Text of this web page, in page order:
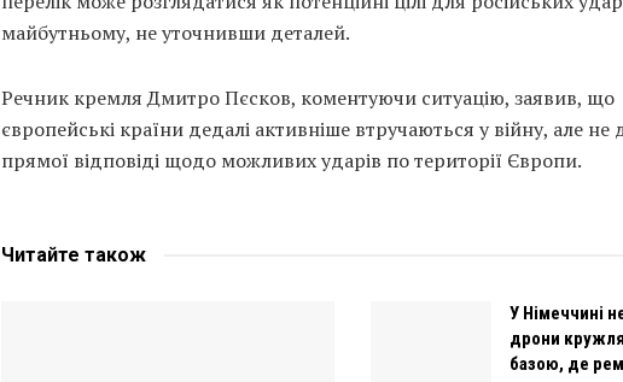
майбутньому, не уточнивши деталей.
Речник кремля Дмитро Пєсков, коментуючи ситуацію, заявив, що
європейські країни дедалі активніше втручаються у війну, але не
прямої відповіді щодо можливих ударів по території Європи.
Читайте також
У Німеччині
дрони
базою, де